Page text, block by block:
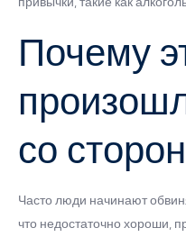
Почему
со
Часто люди начинают
что недостаточно хороши,